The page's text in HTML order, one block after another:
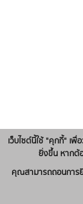
เว็บไซต์นี้ใช้ "คุกกี้" เ
ยิ่งขึ้น หากต้
คุณสามารถถอนการ